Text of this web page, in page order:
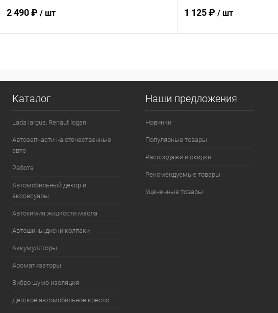
2 490 ₽ / шт
Купить в 1 клик Сравнение
В избранное
1 125 ₽ / шт
Купить в 1 клик
В избранное
Каталог
Lada largus, Renaut logan
Автозапчасти на отечественные
авто
Работа
Автомобильный декор и
акссесуары
Автохимия.жидкости.масла
Автошины.диски.колпаки
Аккумуляторы
Ароматизаторы
Вибро шумо изоляция
Детское автомобильное кресло
Наши предложения
Новинки
Популярные товары
Распродажи и скидки
Рекомендуемые товары
Уцененные товары